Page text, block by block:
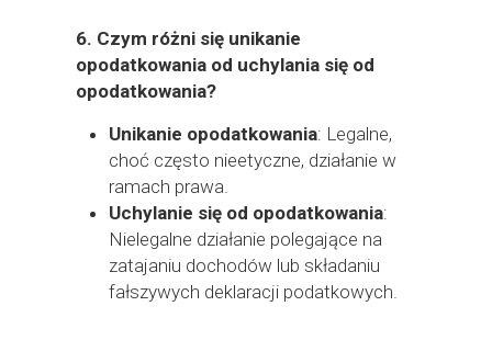
6. Czym różni się unikanie
opodatkowania od uchylania się od
opodatkowania?
Unikanie opodatkowania: Legalne,
choć często nieetyczne, działanie w
ramach prawa.
Uchylanie się od opodatkowania:
Nielegalne działanie polegające na
zatajaniu dochodów lub składaniu
fałszywych deklaracji podatkowych.